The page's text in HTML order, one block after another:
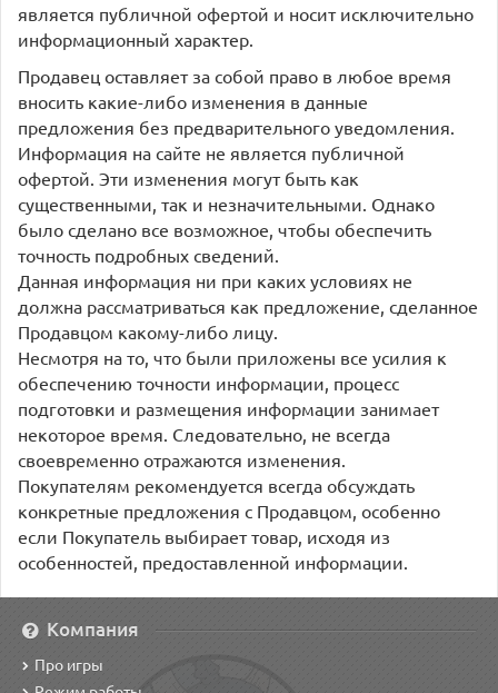
является публичной офертой и носит исключительно
информационный характер.
Продавец оставляет за собой право в любое время
вносить какие-либо изменения в данные
предложения без предварительного уведомления.
Информация на сайте не является публичной
офертой. Эти изменения могут быть как
существенными, так и незначительными. Однако
было сделано все возможное, чтобы обеспечить
точность подробных сведений.
Данная информация ни при каких условиях не
должна рассматриваться как предложение, сделанное
Продавцом какому-либо лицу.
Несмотря на то, что были приложены все усилия к
обеспечению точности информации, процесс
подготовки и размещения информации занимает
некоторое время. Следовательно, не всегда
своевременно отражаются изменения.
Покупателям рекомендуется всегда обсуждать
конкретные предложения с Продавцом, особенно
если Покупатель выбирает товар, исходя из
особенностей, предоставленной информации.
Компания
Про игры